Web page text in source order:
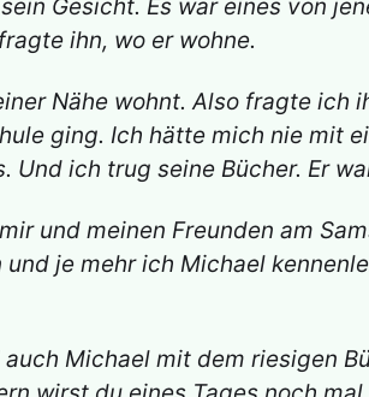
Gesicht. Es war eines von
ihn, wo er wohne.
Nähe wohnt. Also fragte ich
ging. Ich hätte mich nie mit
Und ich trug seine Bücher. Er
und meinen Freunden am
je mehr ich Michael
Michael mit dem riesigen